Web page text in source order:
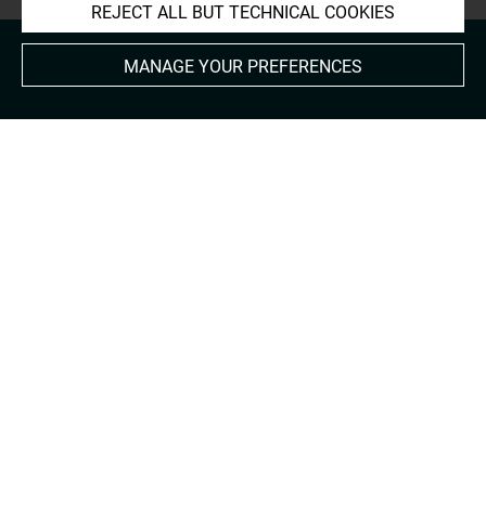
REJECT ALL BUT TECHNICAL COOKIES
MANAGE YOUR PREFERENCES